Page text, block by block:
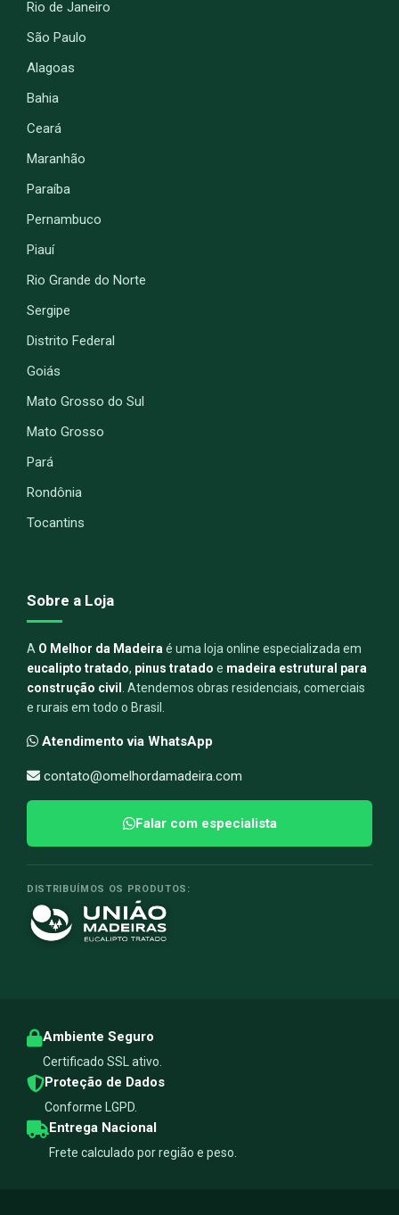
Rio de Janeiro
São Paulo
Alagoas
Bahia
Ceará
Maranhão
Paraíba
Pernambuco
Piauí
Rio Grande do Norte
Sergipe
Distrito Federal
Goiás
Mato Grosso do Sul
Mato Grosso
Pará
Rondônia
Tocantins
Sobre a Loja
A O Melhor da Madeiraé uma loja online especializada em
eucalipto tratado, pinus tratado e madeira estrutural para
construção civil . Atendemos obras residenciais, comerciais
e rurais em todo o Brasil.
Atendimento via WhatsApp
contato@omelhordamadeira.com
Falar com especialista
DISTRIBUÍMOS OS PRODUTOS:
Ambiente Seguro
Certificado SSL ativo.
Proteção de Dados
Conforme LGPD.
Entrega Nacional
Frete calculado por região e peso.